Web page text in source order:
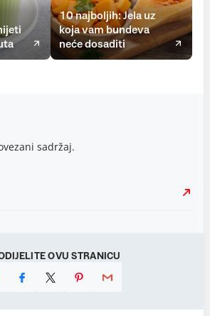
10 najboljih: Jela uz
koja vam bundeva
neće dosaditi
sadržaj.
OVU STRANICU